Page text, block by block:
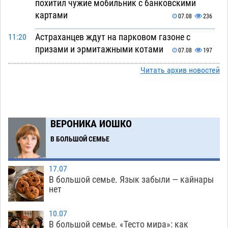
похитил чужие мобильник с банковскими
картами
07.08 236
11:20
Астраханцев ждут на парковом газоне с
призами и эрмитажными котами
07.08 197
Астраханский суд встал на сторону МЧС в
гандболисты уступили казанским «драконам»
09:25
Все пострадавшие при пожаре на
Краснодарской в Астрахани скончались
07.08 1102
08:47
Астраханский суд оценил четыре удара по
голове полицейского в сто тысяч рублей
07.08
Читать архив новостей
ВЕРОНИКА ИОШКО
В БОЛЬШОЙ СЕМЬЕ
17.07
В большой семье. Язык забыли — кайнары
нет
10.07
В большой семье. «Тесто мира»: как